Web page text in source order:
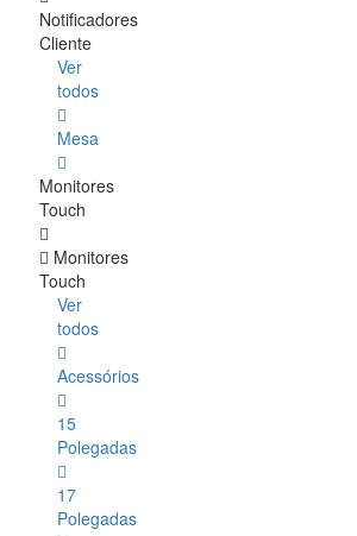
Notificadores
Cliente
Ver
todos
Mesa
Monitores
Touch
Monitores
Touch
Ver
todos
Acessórios
15
Polegadas
17
Polegadas